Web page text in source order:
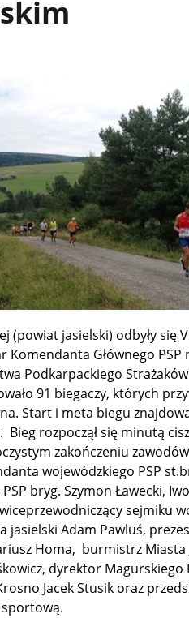
(powiat jasielski) odbyły się
Komendanta Głównego PSP
Podkarpackiego Strażaków
91 biegaczy, których
Start i meta biegu
Bieg rozpoczął się minutą
zakończeniu
wojewódzkiego PSP
bryg. Szymon Ławecki,
sejmiku
jasielski Adam Pawluś,
Homa, burmistrz Miasta
dyrektor
Jacek Stusik oraz